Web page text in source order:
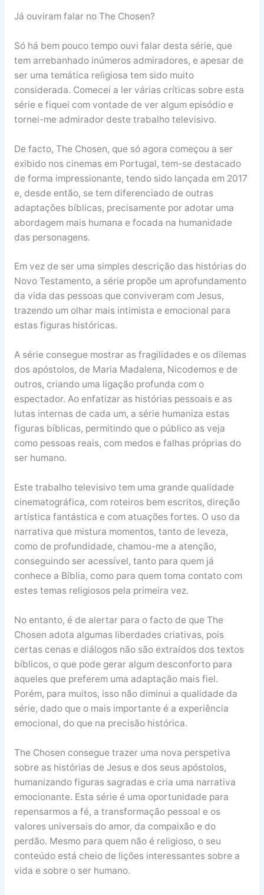
Já ouviram falar no The Chosen?
Só há bem pouco tempo ouvi falar desta série, que
tem arrebanhado inúmeros admiradores, e apesar de
ser uma temática religiosa tem sido muito
considerada. Comecei a ler várias críticas sobre esta
série e fiquei com vontade de ver algum episódio e
tornei-me admirador deste trabalho televisivo.
De facto, The Chosen, que só agora começou a ser
exibido nos cinemas em Portugal, tem-se destacado
de forma impressionante, tendo sido lançada em 2017
e, desde então, se tem diferenciado de outras
adaptações bíblicas, precisamente por adotar uma
abordagem mais humana e focada na humanidade
das personagens.
Em vez de ser uma simples descrição das histórias do
Novo Testamento, a série propõe um aprofundamento
da vida das pessoas que conviveram com Jesus,
trazendo um olhar mais intimista e emocional para
estas figuras históricas.
A série consegue mostrar as fragilidades e os dilemas
dos apóstolos, de Maria Madalena, Nicodemos e de
outros, criando uma ligação profunda com o
espectador. Ao enfatizar as histórias pessoais e as
lutas internas de cada um, a série humaniza estas
figuras bíblicas, permitindo que o público as veja
como pessoas reais, com medos e falhas próprias do
ser humano.
Este trabalho televisivo tem uma grande qualidade
cinematográfica, com roteiros bem escritos, direção
artística fantástica e com atuações fortes. O uso da
narrativa que mistura momentos, tanto de leveza,
como de profundidade, chamou-me a atenção,
conseguindo ser acessível, tanto para quem já
conhece a Bíblia, como para quem toma contato com
estes temas religiosos pela primeira vez.
No entanto, é de alertar para o facto de que The
Chosen adota algumas liberdades criativas, pois
certas cenas e diálogos não são extraídos dos textos
bíblicos, o que pode gerar algum desconforto para
aqueles que preferem uma adaptação mais fiel.
Porém, para muitos, isso não diminui a qualidade da
série, dado que o mais importante é a experiência
emocional, do que na precisão histórica.
The Chosen consegue trazer uma nova perspetiva
sobre as histórias de Jesus e dos seus apóstolos,
humanizando figuras sagradas e cria uma narrativa
emocionante. Esta série é uma oportunidade para
repensarmos a fé, a transformação pessoal e os
valores universais do amor, da compaixão e do
perdão. Mesmo para quem não é religioso, o seu
conteúdo está cheio de lições interessantes sobre a
vida e sobre o ser humano.